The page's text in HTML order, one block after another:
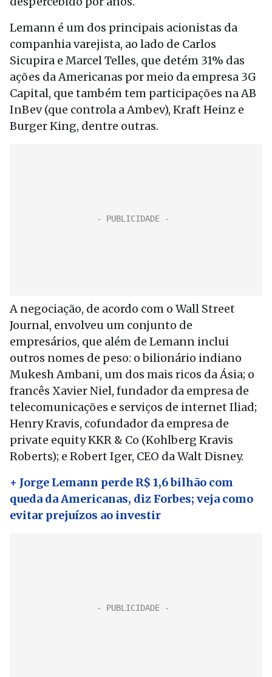
Lemann é um dos principais acionistas da
companhia varejista, ao lado de Carlos
Sicupira e Marcel Telles, que detém 31% das
ações da Americanas por meio da empresa 3G
Capital, que também tem participações na AB
InBev (que controla a Ambev), Kraft Heinz e
Burger King, dentre outras.
A negociação, de acordo com o Wall Street
Journal, envolveu um conjunto de
empresários, que além de Lemann inclui
outros nomes de peso: o bilionário indiano
Mukesh Ambani, um dos mais ricos da Ásia; o
francês Xavier Niel, fundador da empresa de
telecomunicações e serviços de internet Iliad;
Henry Kravis, cofundador da empresa de
private equity KKR & Co (Kohlberg Kravis
Roberts); e Robert Iger, CEO da Walt Disney.
+ Jorge Lemann perde R$ 1,6 bilhão com
queda da Americanas, diz Forbes; veja como
evitar prejuízos ao investir